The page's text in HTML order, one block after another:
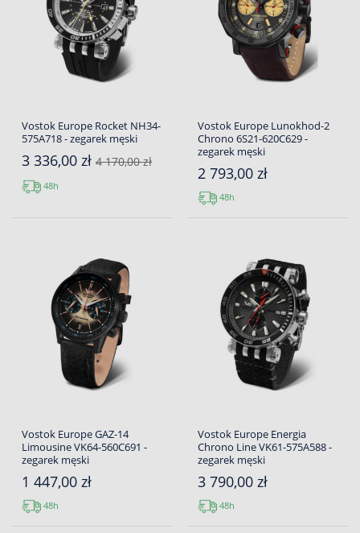
Vostok Europe Rocket NH34-
575A718 - zegarek męski
3 336,00 zł 4 170,00 zł
48h
Vostok Europe Lunokhod-2
Chrono 6S21-620C629 -
zegarek męski
2 793,00 zł
48h
Vostok Europe GAZ-14
Limousine VK64-560C691 -
zegarek męski
1 447,00 zł
48h
Vostok Europe Energia
Chrono Line VK61-575A588 -
zegarek męski
3 790,00 zł
48h